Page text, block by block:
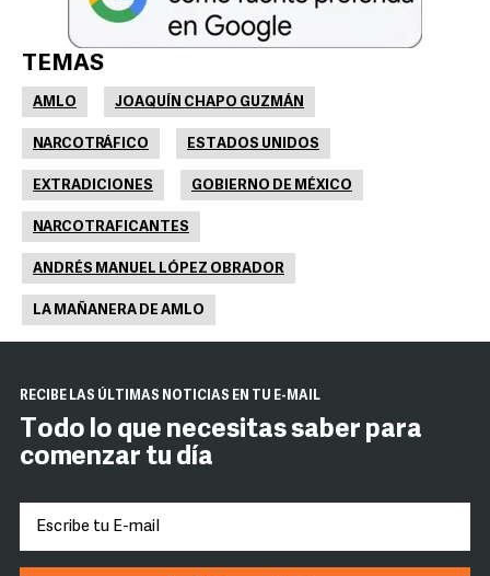
TEMAS
AMLO JOAQUÍN CHAPO GUZMÁN
NARCOTRÁFICO ESTADOS UNIDOS
EXTRADICIONES GOBIERNO DE MÉXICO
NARCOTRAFICANTES
ANDRÉS MANUEL LÓPEZ OBRADOR
LA MAÑANERA DE AMLO
RECIBE LAS ÚLTIMAS NOTICIAS EN TU E-MAIL
Todo lo que necesitas saber para
comenzar tu día